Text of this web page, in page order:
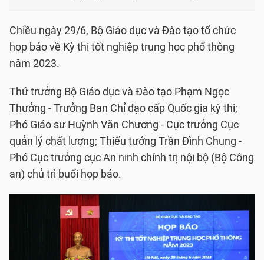
Chiều ngày 29/6, Bộ Giáo dục và Đào tạo tổ chức
họp báo về Kỳ thi tốt nghiệp trung học phổ thông
năm 2023.
Thứ trưởng Bộ Giáo dục và Đào tạo Phạm Ngọc
Thưởng - Trưởng Ban Chỉ đạo cấp Quốc gia kỳ thi;
Phó Giáo sư Huỳnh Văn Chương - Cục trưởng Cục
quản lý chất lượng; Thiếu tướng Trần Đình Chung -
Phó Cục trưởng cục An ninh chính trị nội bộ (Bộ Công
an) chủ trì buổi họp báo.